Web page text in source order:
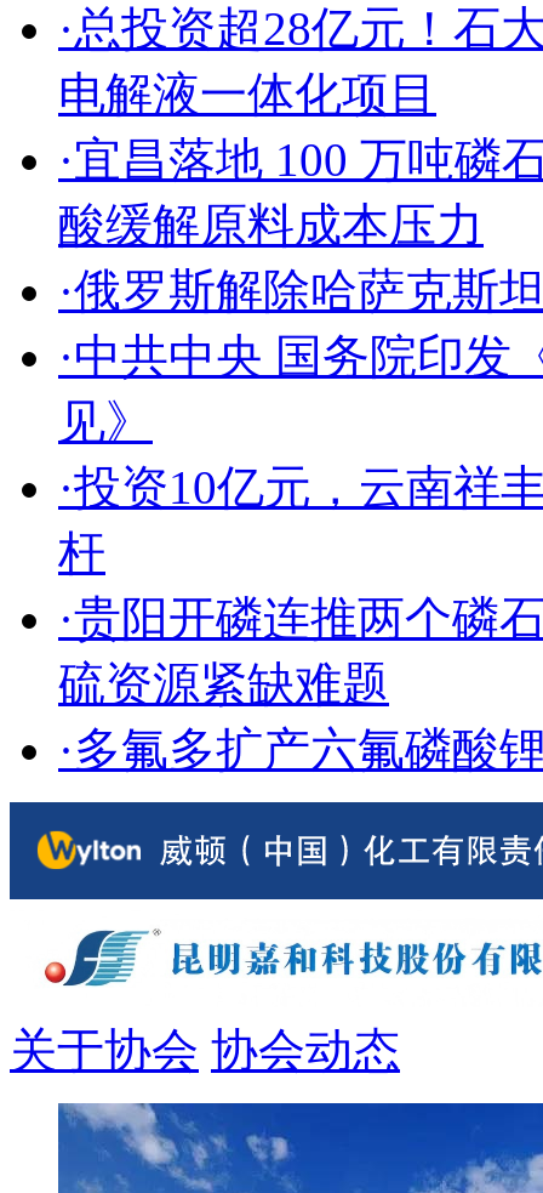
·总投资超28亿元！石
电解液一体化项目
·宜昌落地 100 万吨磷
酸缓解原料成本压力
·俄罗斯解除哈萨克斯
·中共中央 国务院印发
见》
·投资10亿元，云南祥
杆
·贵阳开磷连推两个磷
硫资源紧缺难题
·多氟多扩产六氟磷酸
关于协会 协会动态